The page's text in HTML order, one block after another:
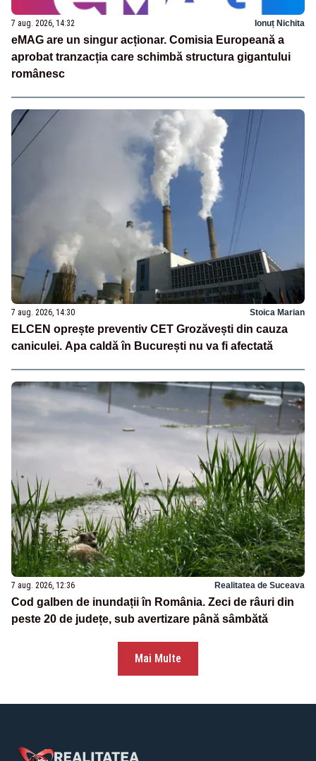
7 aug. 2026, 14:32 Ionuț Nichita
eMAG are un singur acționar. Comisia Europeană a
aprobat tranzacția care schimbă structura gigantului
românesc
7 aug. 2026, 14:30 Stoica Marian
ELCEN oprește preventiv CET Grozăvești din cauza
caniculei. Apa caldă în București nu va fi afectată
7 aug. 2026, 12:36 Realitatea de Suceava
Cod galben de inundații în România. Zeci de râuri din
peste 20 de județe, sub avertizare până sâmbătă
Mai Multe